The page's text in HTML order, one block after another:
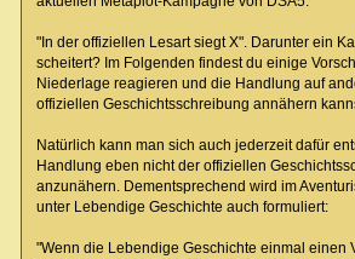
"In der offiziellen Lesart siegt X". Darunter ein
scheitert? Im Folgenden findest du einige
Niederlage reagieren und die Handlung auf
offiziellen Geschichtsschreibung annähern
Natürlich kann man sich auch jederzeit dafür
Handlung eben nicht der offiziellen
anzunähern. Dementsprechend wird im
unter Lebendige Geschichte auch formuliert:
"Wenn die Lebendige Geschichte einmal einen